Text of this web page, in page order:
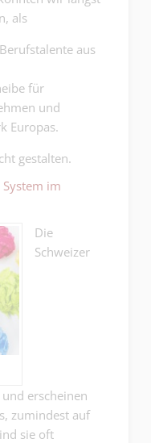
als
aus
für
und
Europas.
gestalten.
im
Die
Schweizer
erscheinen
zumindest auf
sie oft